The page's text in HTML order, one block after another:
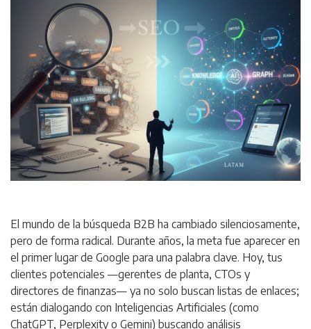
El mundo de la búsqueda B2B ha cambiado silenciosamente,
pero de forma radical. Durante años, la meta fue aparecer en
el primer lugar de Google para una palabra clave. Hoy, tus
clientes potenciales —gerentes de planta, CTOs y
directores de finanzas— ya no solo buscan listas de enlaces;
están dialogando con Inteligencias Artificiales (como
ChatGPT, Perplexity o Gemini) buscando análisis